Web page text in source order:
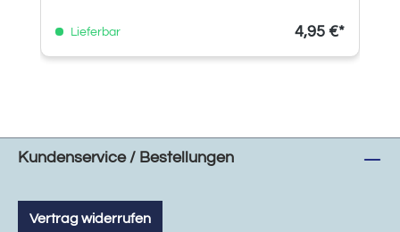
Lieferbar 4,95 €*
Kundenservice / Bestellungen
Vertrag widerrufen